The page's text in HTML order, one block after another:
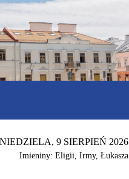
NIEDZIELA, 9 SIERPIEŃ 2026
Imieniny: Eligii, Irmy, Łukasza